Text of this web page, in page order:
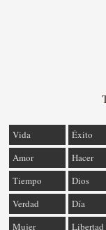
Vida Éxito
Amor
Hacer
Tiempo
Dios
Verdad
Día
Mujer
Libertad